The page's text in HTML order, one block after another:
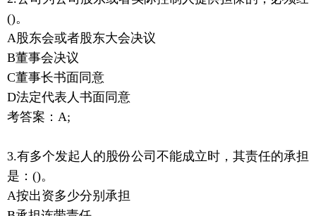
()。
A股东会或者股东大会决议
B董事会决议
C董事长书面同意
D法定代表人书面同意
考答案：A;
3.有多个发起人的股份公司不能成立时，其责任的承担
是：()。
A按出资多少分别承担